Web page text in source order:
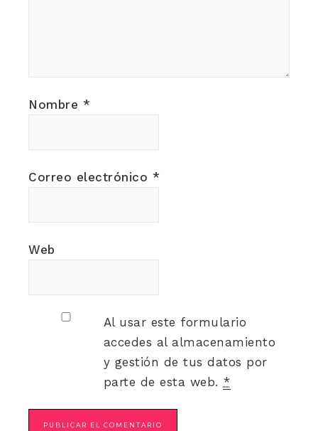
Nombre *
Correo electrónico *
Web
Al usar este formulario
accedes al almacenamiento
y gestión de tus datos por
parte de esta web. *